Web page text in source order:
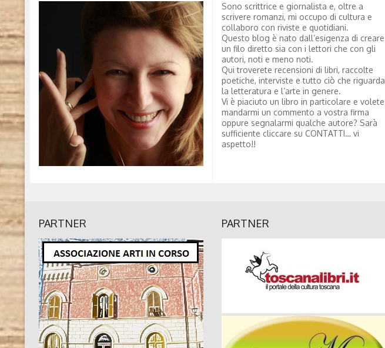
Sono scrittrice e giornalista e, oltre a
scrivere romanzi, mi occupo di cultura e
collaboro con riviste e quotidiani.
Questo blog è nato dall’esigenza di creare
un filo diretto sia con i lettori che con gli
autori, noti e meno noti.
Qui troverete recensioni di libri, raccolte
poetiche, interviste e tutto ciò che riguarda
la letteratura e l’arte in genere.
Vi è piaciuto un libro in particolare e volete
mandarmi un commento a vostra firma
oppure segnalarmi qualche autore? Sarà
sufficiente cliccare su CONTATTI… vi
aspetto!!
PARTNER PARTNER